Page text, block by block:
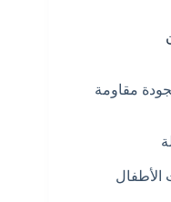
مقاومة
الأطفال